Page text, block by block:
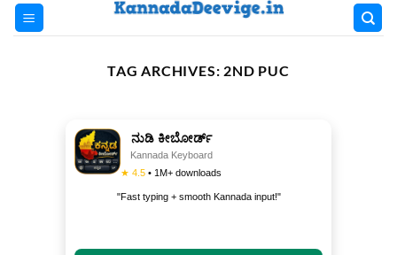
Skip
TAG ARCHIVES: 2ND PUC
ನುಡಿ ಕೀಬೋರ್ಡ್
Kannada Keyboard
★ 4.5 • 1M+ downloads
"Fast typing + smooth Kannada input!"